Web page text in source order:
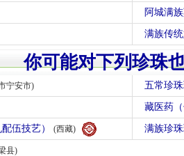
阿城满
满族传
你可能对下列珍珠
宁安市) 五常珍
藏医药
伍技艺） (西藏) 满族珍
县)